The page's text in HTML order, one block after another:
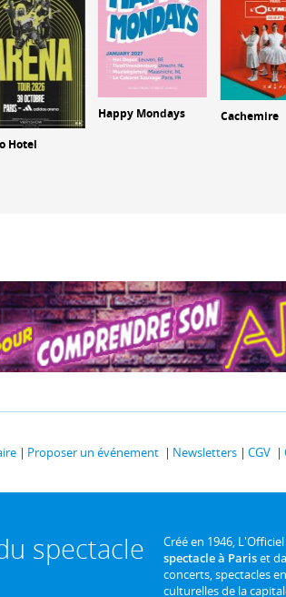
Hotel
Happy Mondays Cachemire
Proposer un événement Newsletters CGV
spectacle
Créé en 1946,
spectacle à Pariset
concerts, spectacles
culturelles de la